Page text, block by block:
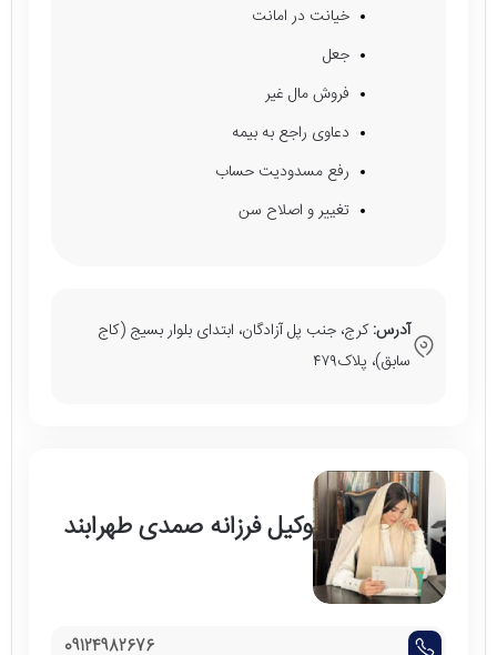
خیانت در امانت
جعل
فروش مال غیر
دعاوی راجع به بیمه
رفع مسدودیت حساب
تغییر و اصلاح سن
آدرس:کرج، جنب پل آزادگان، ابتدای بلوار بسیج (کاج
سابق)، پلاک۴۷۹
وکیل فرزانه صمدی طهرابند
09124982676